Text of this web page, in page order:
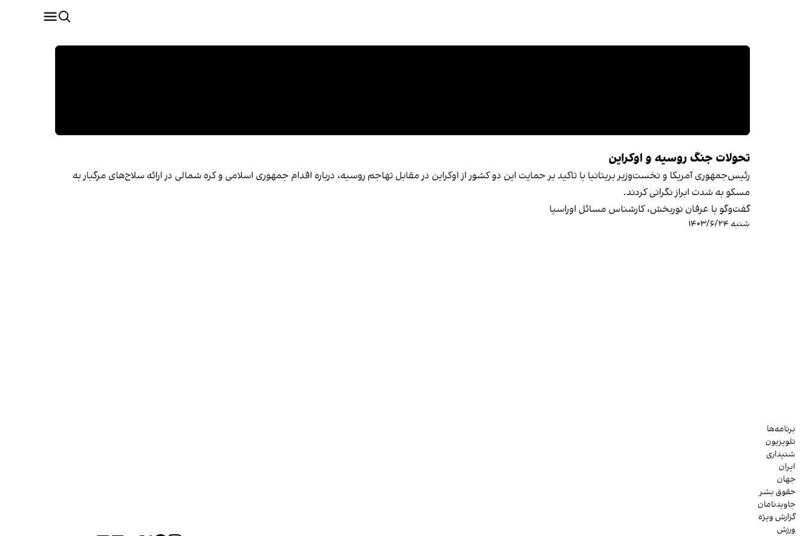
تحولات جنگ روسیه و اوکراین
رئیس‌جمهوری آمریکا و نخست‌وزیر بریتانیا با تاکید بر حمایت این دو کشور از اوکراین در مقابل تهاجم روسیه، درباره اقدام جمهوری اسلامی و کره شمالی در ارائه سلاح‌های مرگبار به
مسکو به شدت ابراز نگرانی کردند.
گفت‌وگو با عرفان نوربخش، کارشناس مسائل اوراسیا
شنبه ۱۴۰۳/۶/۲۴
برنامه‌ها
تلویزیون
شنیداری
ایران
جهان
حقوق بشر
جاویدنامان
گزارش ویژه
ورزش